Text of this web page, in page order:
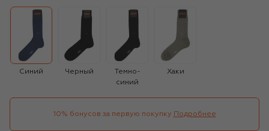
Синий Черный
Темно-
синий
Хаки
10% бонусов за первую покупку Подробнее